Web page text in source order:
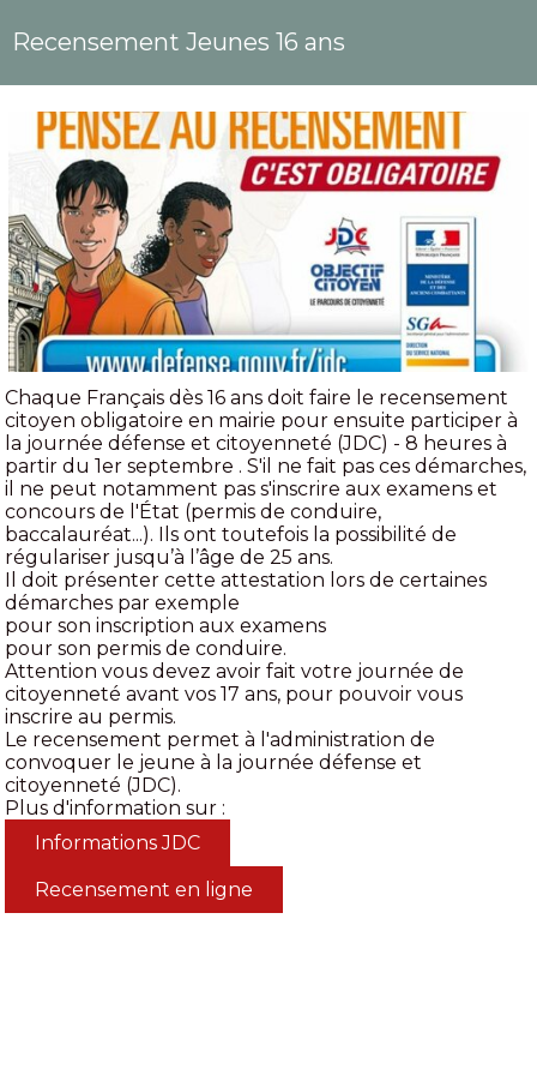
Recensement Jeunes 16 ans
Chaque Français dès 16 ans doit faire le recensement
citoyen obligatoire en mairie pour ensuite participer à
la journée défense et citoyenneté (JDC) - 8 heures à
partir du 1er septembre . S'il ne fait pas ces démarches,
il ne peut notamment pas s'inscrire aux examens et
concours de l'État (permis de conduire,
baccalauréat...). Ils ont toutefois la possibilité de
régulariser jusqu’à l’âge de 25 ans.
Il doit présenter cette attestation lors de certaines
démarches par exemple
pour son inscription aux examens
pour son permis de conduire.
Attention vous devez avoir fait votre journée de
citoyenneté avant vos 17 ans, pour pouvoir vous
inscrire au permis.
Le recensement permet à l'administration de
convoquer le jeune à la journée défense et
citoyenneté (JDC).
Plus d'information sur :
Informations JDC
Recensement en ligne